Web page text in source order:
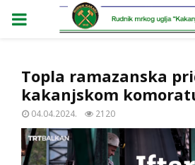
PRIMARY
Topla ramazanska
kakanjskom
04.04.2024. 2120